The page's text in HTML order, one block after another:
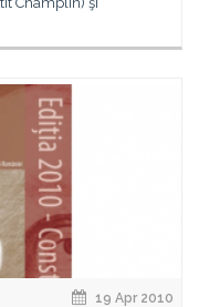
19 Apr 2010